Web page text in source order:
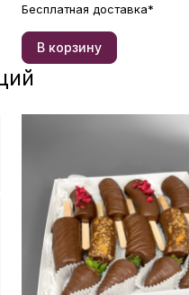
Бесплатная доставка*
В корзину